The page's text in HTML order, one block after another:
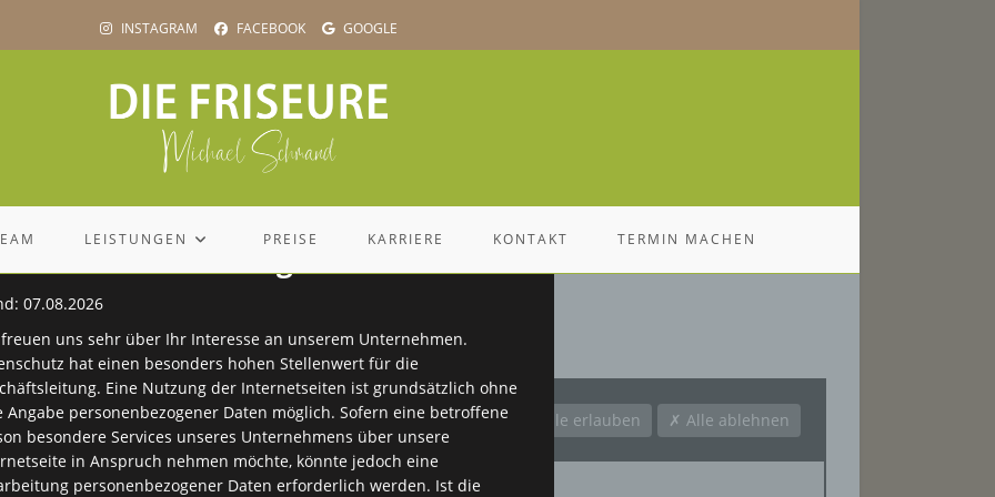
INSTAGRAM FACEBOOK GOOGLE
LEISTUNGEN PREISE KARRIERE KONTAKT TERMIN MACHEN
✓ Alle erlauben ✗ Alle ablehnen
07.08.2026
uns sehr über Ihr Interesse an unserem Unternehmen.
hat einen besonders hohen Stellenwert für die
Eine Nutzung der Internetseiten ist grundsätzlich ohne
Angabe personenbezogener Daten möglich. Sofern eine betroffene
besondere Services unseres Unternehmens über unsere
in Anspruch nehmen möchte, könnte jedoch eine
personenbezogener Daten erforderlich werden. Ist die